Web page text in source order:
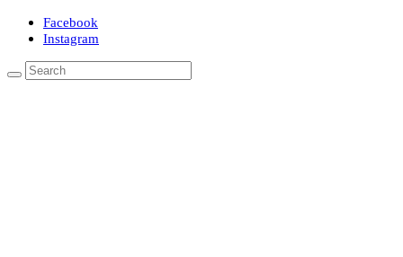
Facebook
Instagram